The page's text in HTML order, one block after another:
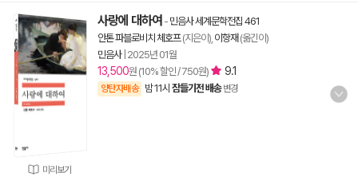
미리보기
사랑에 대하여 - 민음사 세계문학전집 461
안톤 파블로비치 체호프(지은이), 이항재 (옮긴이)
민음사| 2025년 01월
13,500원 (10% 할인 / 750원) 9.1
양탄자배송 밤 11시 잠들기전 배송 변경